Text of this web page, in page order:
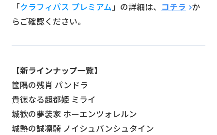
「クラフィパス プレミアム 」の詳細は、 コチラ か
らご確認ください。
【新ラインナップ一覧】
筺隅の残肖 パンドラ
貴徳なる超都姫 ミライ
城歓の夢装家 ホーエンツォレルン
城熱の誠凛騎 ノイシュバンシュタイン